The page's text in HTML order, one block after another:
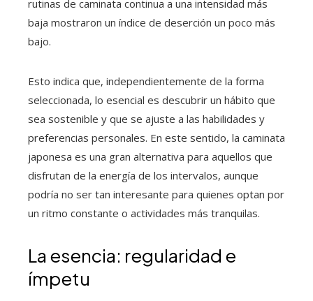
rutinas de caminata continua a una intensidad más
baja mostraron un índice de deserción un poco más
bajo.
Esto indica que, independientemente de la forma
seleccionada, lo esencial es descubrir un hábito que
sea sostenible y que se ajuste a las habilidades y
preferencias personales. En este sentido, la caminata
japonesa es una gran alternativa para aquellos que
disfrutan de la energía de los intervalos, aunque
podría no ser tan interesante para quienes optan por
un ritmo constante o actividades más tranquilas.
La esencia: regularidad e
ímpetu